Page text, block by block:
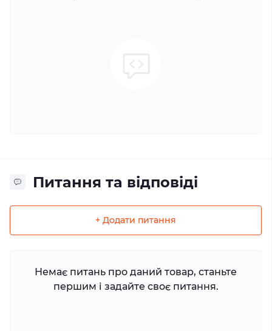
Питання та відповіді
+ Додати питання
Немає питань про даний товар, станьте
першим і задайте своє питання.